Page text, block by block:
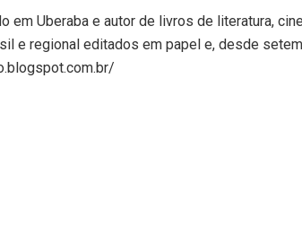
em Uberaba e autor de livros de literatura,
e regional editados em papel e, desde